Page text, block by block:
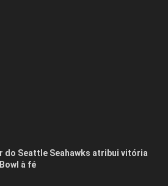
do Seattle Seahawks atribui vitória
à fé